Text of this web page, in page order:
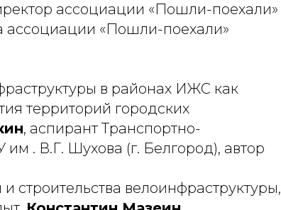
ассоциации «Пошли-поехали»
ассоциации «Пошли-поехали»
в районах ИЖС как
территорий городских
, аспирант Транспортно-
им . В.Г. Шухова (г. Белгород), автор
строительства велоинфраструктуры,